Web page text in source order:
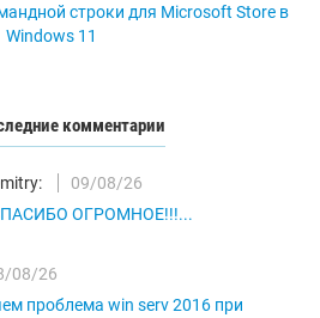
строки для Microsoft Store в
Windows 11
комментарии
09/08/26
ОГРОМНОЕ!!!...
08/26
проблема win serv 2016 при